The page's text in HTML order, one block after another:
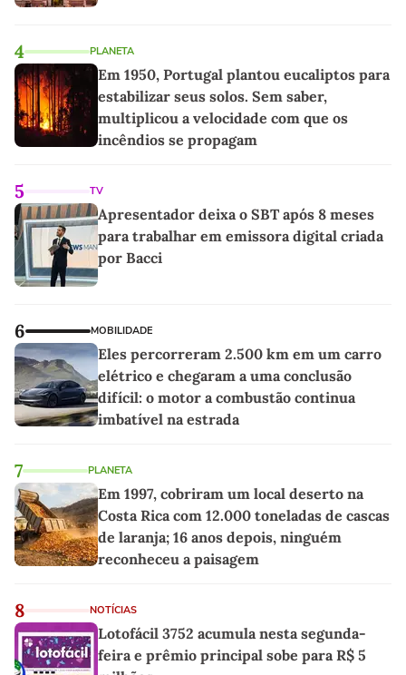
4 PLANETA
Em 1950, Portugal plantou eucaliptos para
estabilizar seus solos. Sem saber,
multiplicou a velocidade com que os
incêndios se propagam
5 TV
Apresentador deixa o SBT após 8 meses
para trabalhar em emissora digital criada
por Bacci
6 MOBILIDADE
Eles percorreram 2.500 km em um carro
elétrico e chegaram a uma conclusão
difícil: o motor a combustão continua
imbatível na estrada
7 PLANETA
Em 1997, cobriram um local deserto na
Costa Rica com 12.000 toneladas de cascas
de laranja; 16 anos depois, ninguém
reconheceu a paisagem
8 NOTÍCIAS
Lotofácil 3752 acumula nesta segunda-
feira e prêmio principal sobe para R$ 5